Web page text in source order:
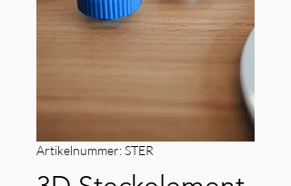
Artikelnummer: STER